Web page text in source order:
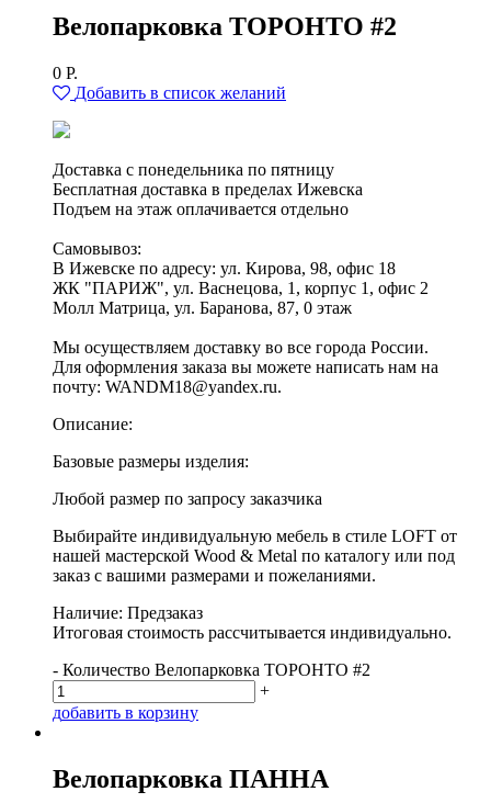
Велопарковка ТОРОНТО #2
0 Р.
Добавить в список желаний
Доставка с понедельника по пятницу
Бесплатная доставка в пределах Ижевска
Подъем на этаж оплачивается отдельно
Самовывоз:
В Ижевске по адресу: ул. Кирова, 98, офис 18
ЖК "ПАРИЖ", ул. Васнецова, 1, корпус 1, офис 2
Молл Матрица, ул. Баранова, 87, 0 этаж
Мы осуществляем доставку во все города России.
Для оформления заказа вы можете написать нам на
почту: WANDM18@yandex.ru.
Описание:
Базовые размеры изделия:
Любой размер по запросу заказчика
Выбирайте индивидуальную мебель в стиле LOFT от
нашей мастерской Wood & Metal по каталогу или под
заказ с вашими размерами и пожеланиями.
Наличие: Предзаказ
Итоговая стоимость рассчитывается индивидуально.
- Количество Велопарковка ТОРОНТО #2
+
добавить в корзину
Велопарковка ПАННА